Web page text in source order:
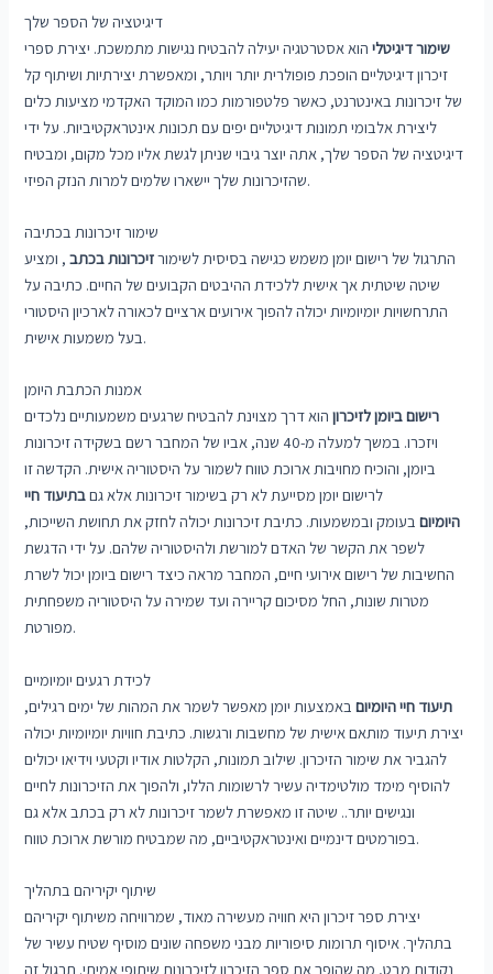
דיגיטציה של הספר שלך
שימור דיגיטליהוא אסטרטגיה יעילה להבטיח נגישות מתמשכת. יצירת ספרי
זיכרון דיגיטליים הופכת פופולרית יותר ויותר, ומאפשרת יצירתיות ושיתוף קל
של זיכרונות באינטרנט, כאשר פלטפורמות כמו המוקד האקדמי מציעות כלים
ליצירת אלבומי תמונות דיגיטליים יפים עם תכונות אינטראקטיביות. על ידי
דיגיטציה של הספר שלך, אתה יוצר גיבוי שניתן לגשת אליו מכל מקום, ומבטיח
שהזיכרונות שלך יישארו שלמים למרות הנזק הפיזי.
שימור זיכרונות בכתיבה
התרגול של רישום יומן משמש כגישה בסיסית לשימורזיכרונות בכתב, ומציע
שיטה שיטתית אך אישית ללכידת ההיבטים הקבועים של החיים. כתיבה על
התרחשויות יומיומיות יכולה להפוך אירועים ארציים לכאורה לארכיון היסטורי
בעל משמעות אישית.
אמנות הכתבת היומן
רישום ביומן לזיכרוןהוא דרך מצוינת להבטיח שרגעים משמעותיים נלכדים
ויזכרו. במשך למעלה מ-40 שנה, אביו של המחבר רשם בשקידה זיכרונות
ביומן, והוכיח מחויבות ארוכת טווח לשמור על היסטוריה אישית. הקדשה זו
לרישום יומן מסייעת לא רק בשימור זיכרונות אלא גםבתיעוד חיי
היומיוםבעומק ובמשמעות. כתיבת זיכרונות יכולה לחזק את תחושת השייכות,
לשפר את הקשר של האדם למורשת ולהיסטוריה שלהם. על ידי הדגשת
החשיבות של רישום אירועי חיים, המחבר מראה כיצד רישום ביומן יכול לשרת
מטרות שונות, החל מסיכום קריירה ועד שמירה על היסטוריה משפחתית
מפורטת.
לכידת רגעים יומיומיים
תיעוד חיי היומיוםבאמצעות יומן מאפשר לשמר את המהות של ימים רגילים,
יצירת תיעוד מותאם אישית של מחשבות ורגשות. כתיבת חוויות יומיומיות יכולה
להגביר את שימור הזיכרון. שילוב תמונות, הקלטות אודיו וקטעי וידיאו יכולים
להוסיף מימד מולטימדיה עשיר לרשומות הללו, ולהפוך את הזיכרונות לחיים
ונגישים יותר.. שיטה זו מאפשרת לשמר זיכרונות לא רק בכתב אלא גם
בפורמטים דינמיים ואינטראקטיביים, מה שמבטיח מורשת ארוכת טווח.
שיתוף יקיריהם בתהליך
יצירת ספר זיכרון היא חוויה מעשירה מאוד, שמרוויחה משיתוף יקיריהם
בתהליך. איסוף תרומות סיפוריות מבני משפחה שונים מוסיף שטיח עשיר של
נקודות מבט, מה שהופך את ספר הזיכרון לזיכרונות שיתופי אמיתי. תרגול זה